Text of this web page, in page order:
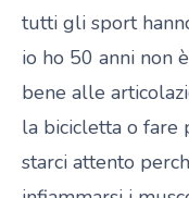
tutti gli sport
io ho 50 anni non
bene alle
la bicicletta o fare
starci attento